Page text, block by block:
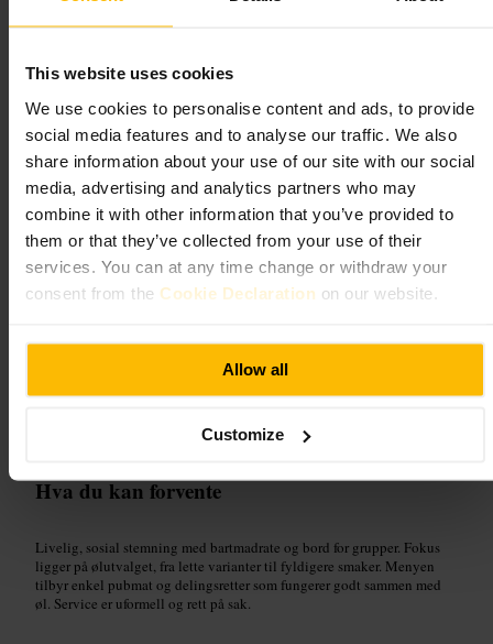
This website uses cookies
We use cookies to personalise content and ads, to provide
social media features and to analyse our traffic. We also
share information about your use of our site with our social
media, advertising and analytics partners who may
combine it with other information that you’ve provided to
them or that they’ve collected from your use of their
services. You can at any time change or withdraw your
consent from the Cookie Declaration on our website.
Allow all
Customize
Urban Brewing
Spising og drikke•Restaurant
4,5
4,3
Bilde /www.urbanbrewing.ie
“Kaldt øl, enkel mat og urban stemning”
Hva du kan forvente
Livelig, sosial stemning med bartmadrate og bord for grupper. Fokus
ligger på ølutvalget, fra lette varianter til fyldigere smaker. Menyen
tilbyr enkel pubmat og delingsretter som fungerer godt sammen med
øl. Service er uformell og rett på sak.